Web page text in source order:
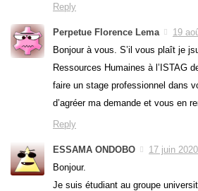
Reply
Perpetue Florence Lema
19
Bonjour à vous. S’il vous plaît je
Ressources Humaines à l’ISTAG
faire un stage professionnel dans
d’agréer ma demande et vous en
Reply
ESSAMA ONDOBO
17 juin
Bonjour.
Je suis étudiant au groupe